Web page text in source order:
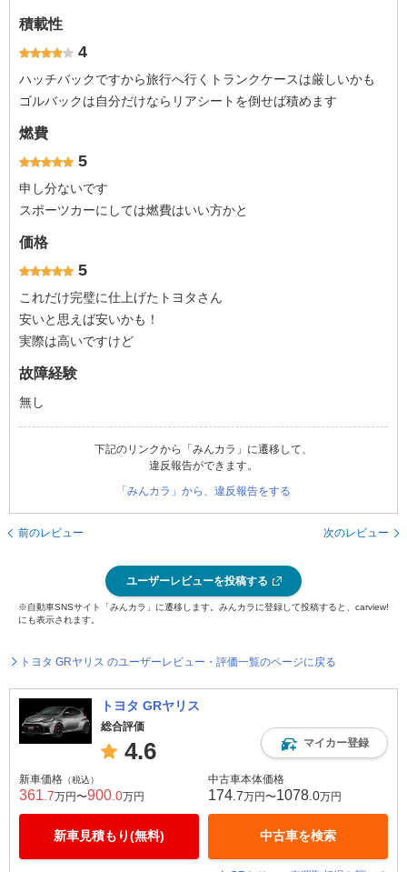
積載性
4
ハッチバックですから旅行へ行くトランクケースは厳しいかも
ゴルバックは自分だけならリアシートを倒せば積めます
燃費
5
申し分ないです
スポーツカーにしては燃費はいい方かと
価格
5
これだけ完璧に仕上げたトヨタさん
安いと思えば安いかも！
実際は高いですけど
故障経験
無し
下記のリンクから「みんカラ」に遷移して、
違反報告ができます。
「みんカラ」から、違反報告をする
前のレビュー 次のレビュー
ユーザーレビューを投稿する
※自動車SNSサイト「みんカラ」に遷移します。みんカラに登録して投稿すると、carview!
にも表示されます。
トヨタ GRヤリス のユーザーレビュー・評価一覧のページに戻る
トヨタ GRヤリス
総合評価
4.6 マイカー登録
新車価格 （税込）
361 .7万円〜900 .0万円
新車見積もり(無料)
中古車本体価格
174 .7万円〜1078 .0万円
中古車を検索